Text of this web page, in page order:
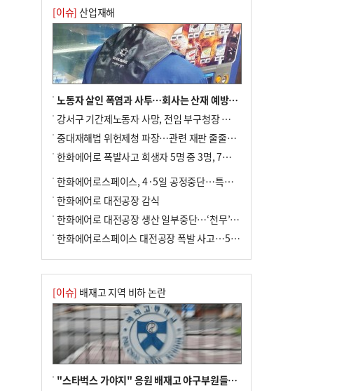
10 입추 지났지만 푹푹 찐다…온열질환자 10
년 만에 3배
[이슈] 산업재해
노동자 살인 폭염과 사투…회사는 산재 예방·전기료 절감 전력
강서구 기간제노동자 사망, 전임 부구청장 檢 송치
중대재해법 위헌제청 파장…관련 재판 줄줄이 브레이크
한화에어로 폭발사고 희생자 5명 중 3명, 7일 영면
한화에어로스페이스, 4·5일 공정중단…특별 안전점검
한화에어로 대전공장 감식
한화에어로 대전공장 생산 일부중단…‘천무’ 수출 비상
한화에어로스페이스 대전공장 폭발 사고…5명 사망·2명 부상(종합)
[이슈] 배재고 지역 비하 논란
"스타벅스 가야지" 응원 배재고 야구부원들, 학교서 징계 처분